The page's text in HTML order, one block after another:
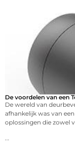
De voordelen van een
De wereld van
afhankelijk was van
oplossingen die zowel
...